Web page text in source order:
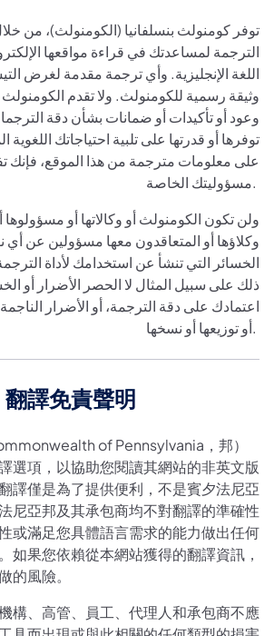
توفر كومنولث بنسلفانيا (الكومنولث)، من
الترجمة لمساعدتك في قراءة مواقعها
اللغة الإنجليزية. وأي ترجمة مقدمة لغرض
وثيقة رسمية للكومنولث. ولا تقدم الكومنولث
وعود أو تأكيدات أو ضمانات بشأن دقة
توفرها أو قدرتها على تلبية احتياجاتك
على معلومات مترجمة من هذا الموقع، فإنك
مسؤوليتك الخاصة.
ولن تكون الكومنولث أو وكالاتها أو
وكلاؤها أو المتعاقدون معها مسؤولين عن أي
الخسائر التي تنشأ عن استخدامك لأداة
ذلك على سبيل المثال لا الحصر الأضرار أو
اعتمادك على دقة الترجمة، أو الأضرار
أو توزيعها أو نسخها.
翻譯免責聲明
of Pennsylvania，邦）
選項，以協助您閱讀其網站的非英文版
譯僅是為了提供便利，不是賓夕法尼亞
尼亞邦及其承包商均不對翻譯的準確性
或滿足您具體語言需求的能力做出任何
如果您依賴從本網站獲得的翻譯資訊，
的風險。
構、高管、員工、代理人和承包商不應